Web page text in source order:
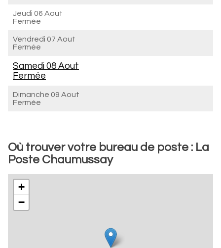
Jeudi 06 Aout
Fermée
Vendredi 07 Aout
Fermée
Samedi 08 Aout
Fermée
Dimanche 09 Aout
Fermée
Où trouver votre bureau de poste : La
Poste Chaumussay
+
−